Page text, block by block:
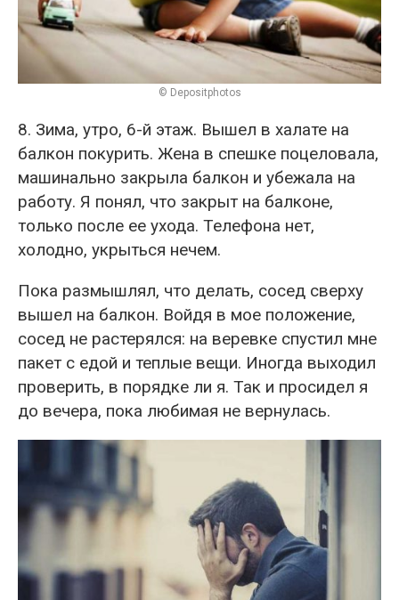
© Depositphotos
8. Зима, утро, 6-й этаж. Вышел в халате на
балкон покурить. Жена в спешке поцеловала,
машинально закрыла балкон и убежала на
работу. Я понял, что закрыт на балконе,
только после ее ухода. Телефона нет,
холодно, укрыться нечем.
Пока размышлял, что делать, сосед сверху
вышел на балкон. Войдя в мое положение,
сосед не растерялся: на веревке спустил мне
пакет с едой и теплые вещи. Иногда выходил
проверить, в порядке ли я. Так и просидел я
до вечера, пока любимая не вернулась.